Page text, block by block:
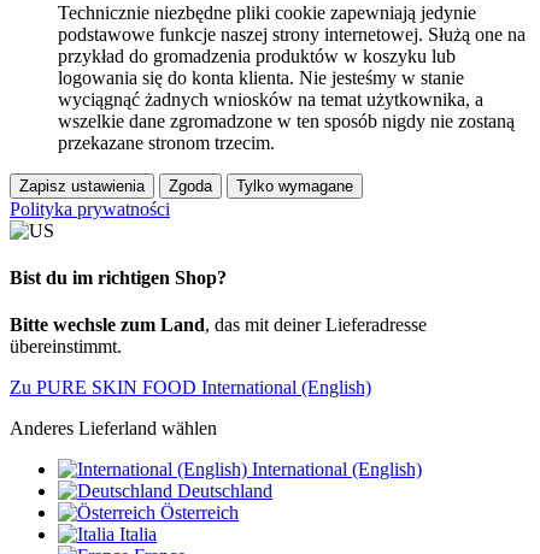
Technicznie niezbędne pliki cookie zapewniają jedynie
podstawowe funkcje naszej strony internetowej. Służą one na
przykład do gromadzenia produktów w koszyku lub
logowania się do konta klienta. Nie jesteśmy w stanie
wyciągnąć żadnych wniosków na temat użytkownika, a
wszelkie dane zgromadzone w ten sposób nigdy nie zostaną
przekazane stronom trzecim.
Zapisz ustawienia Zgoda Tylko wymagane
Polityka prywatności
Bist du im richtigen Shop?
Bitte wechsle zum Land, das mit deiner Lieferadresse
übereinstimmt.
Zu PURE SKIN FOOD International (English)
Anderes Lieferland wählen
International (English)
Deutschland
Österreich
Italia